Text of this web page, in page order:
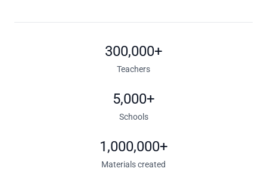
300,000+
Teachers
5,000+
Schools
1,000,000+
Materials created